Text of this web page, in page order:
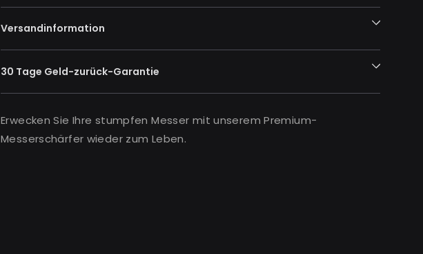
Versandinformation
30 Tage Geld-zurück-Garantie
Erwecken Sie Ihre stumpfen Messer mit unserem Premium-
Messerschärfer wieder zum Leben.